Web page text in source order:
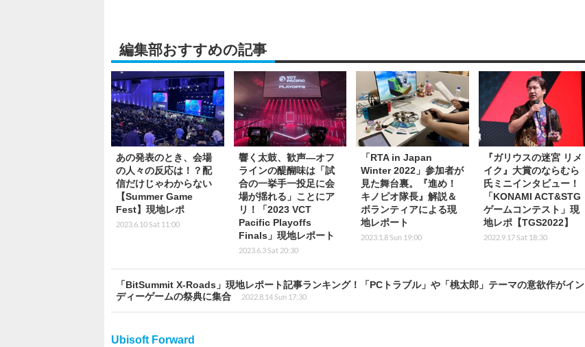
編集部おすすめの記事
あの発表のとき、会場
の人々の反応は！？配
信だけじゃわからない
【Summer Game
Fest】現地レポ
2023.6.10 Sat 11:00
響く太鼓、歓声―オフ
ラインの醍醐味は「試
合の一挙手一投足に会
場が揺れる」ことにア
リ！「2023 VCT
Pacific Playoffs
Finals」現地レポート
2023.6.3 Sat 20:30
「RTA in Japan
Winter 2022」参加者が
見た舞台裏。『進め！
キノピオ隊長』解説＆
ボランティアによる現
地レポート
2023.1.8 Sun 19:00
『ガリウスの迷宮 リメ
イク』大賞のならむら
氏ミニインタビュー！
「KONAMI ACT&STG
ゲームコンテスト」現
地レポ【TGS2022】
2022.9.17 Sat 18:30
「BitSummit X-Roads」現地レポート記事ランキング！「PCトラブル」や「桃太郎」テーマの意欲作がイン
ディーゲームの祭典に集合
2022.8.14 Sun 17:30
Ubisoft Forward